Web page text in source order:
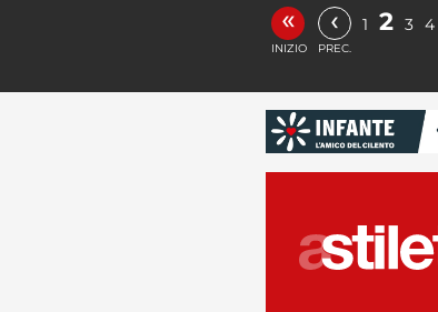
«
INIZIO
‹
PREC.
1 2 3 4